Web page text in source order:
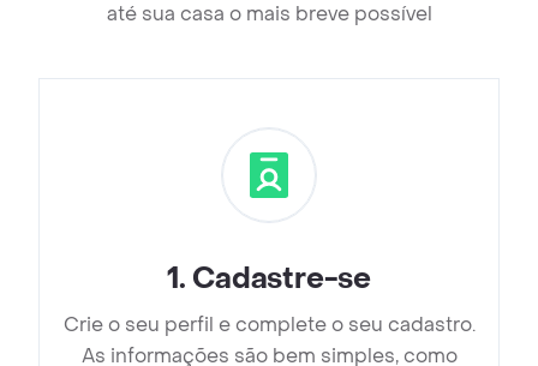
até sua casa o mais breve possível
1. Cadastre-se
Crie o seu perfil e complete o seu cadastro.
As informações são bem simples, como